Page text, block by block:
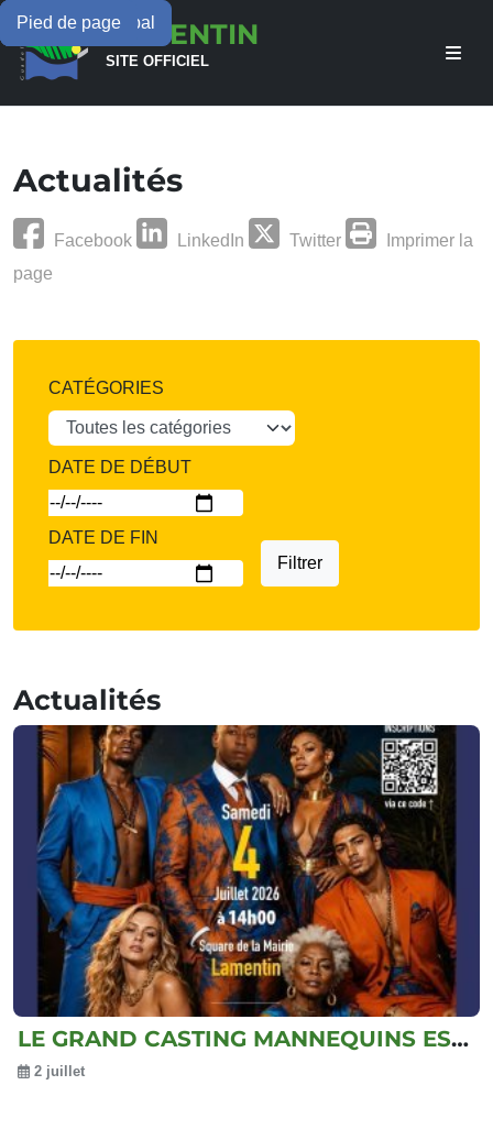
Menu principal
Contenu principal
Pied de pageLAMENTIN
SITE OFFICIEL
Actualités
Facebook LinkedIn Twitter
Imprimer la
page
CATÉGORIES
DATE DE DÉBUT
DATE DE FIN
Filtrer
Actualités
LE GRAND CASTING MANNEQUINS EST LANCÉ !
2 juillet